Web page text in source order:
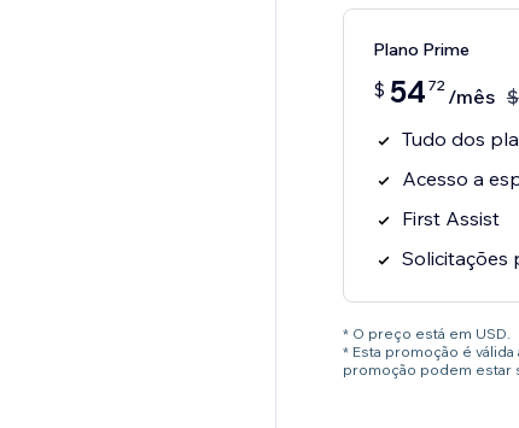
Plano Prime
$ 54 72 /mês $
Tudo dos
Acesso a
First Assist
Solicitações
* O preço está em USD.
* Esta promoção é
promoção podem estar